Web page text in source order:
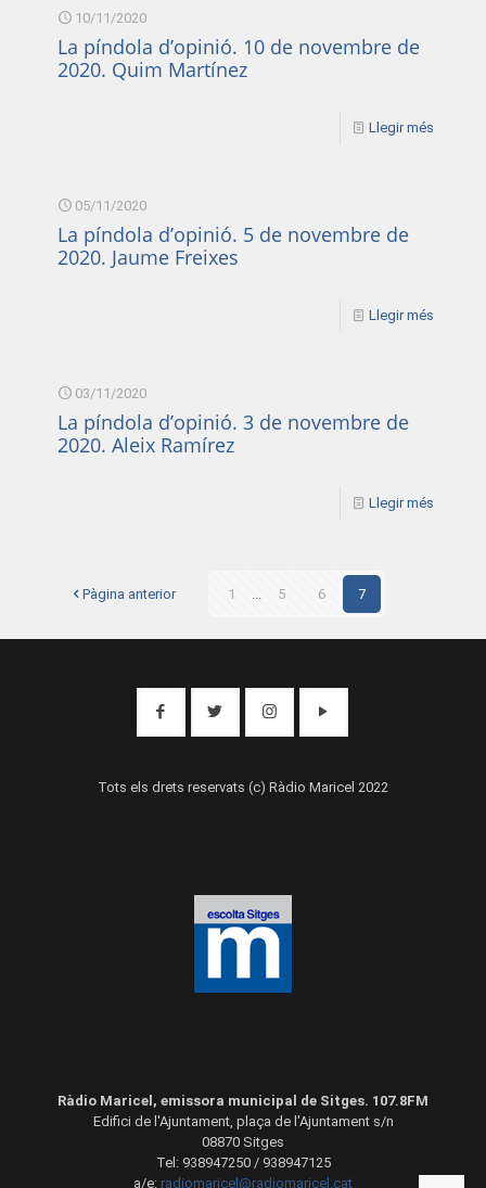
10/11/2020
La píndola d’opinió. 10 de novembre de
2020. Quim Martínez
Llegir més
05/11/2020
La píndola d’opinió. 5 de novembre de
2020. Jaume Freixes
Llegir més
03/11/2020
La píndola d’opinió. 3 de novembre de
2020. Aleix Ramírez
Llegir més
Pàgina anterior 1 ... 5 6 7
Tots els drets reservats (c) Ràdio Maricel 2022
Ràdio Maricel, emissora municipal de Sitges. 107.8FM
Edifici de l'Ajuntament, plaça de l'Ajuntament s/n
08870 Sitges
Tel: 938947250 / 938947125
a/e: radiomaricel@radiomaricel.cat